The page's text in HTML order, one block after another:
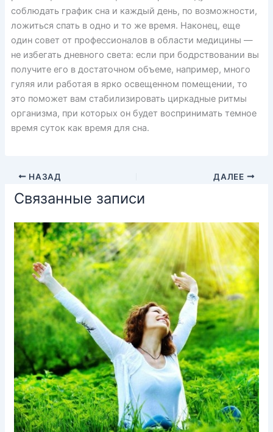
соблюдать график сна и каждый день, по возможности,
ложиться спать в одно и то же время. Наконец, еще
один совет от профессионалов в области медицины —
не избегать дневного света: если при бодрствовании вы
получите его в достаточном объеме, например, много
гуляя или работая в ярко освещенном помещении, то
это поможет вам стабилизировать циркадные ритмы
организма, при которых он будет воспринимать темное
время суток как время для сна.
НАЗАД ДАЛЕЕ
Связанные записи